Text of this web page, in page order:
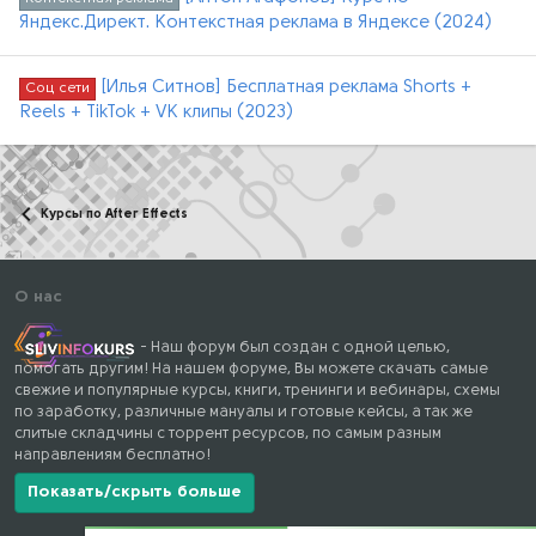
Яндекс.Директ. Контекстная реклама в Яндексе (2024)
Соц сети
[Илья Ситнов] Бесплатная реклама Shorts +
Reels + TikTok + VK клипы (2023)
Курсы по After Effects
О нас
- Наш форум был создан с одной целью,
помогать другим! На нашем форуме, Вы можете скачать самые
свежие и популярные курсы, книги, тренинги и вебинары, схемы
по заработку, различные мануалы и готовые кейсы, а так же
слитые складчины с торрент ресурсов, по самым разным
направлениям бесплатно!
Показать/скрыть больше